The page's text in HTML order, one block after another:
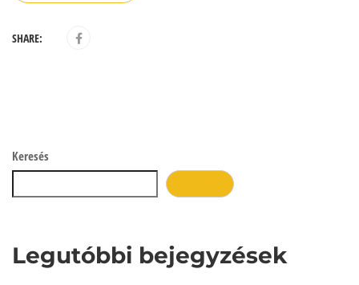
SHARE:
Keresés
Legutóbbi bejegyzések